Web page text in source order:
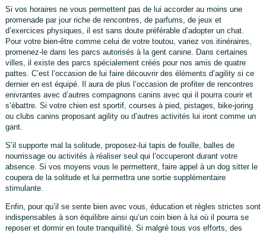
Si vos horaires ne vous permettent pas de lui accorder au moins une
promenade par jour riche de rencontres, de parfums, de jeux et
d’exercices physiques, il est sans doute préférable d’adopter un chat.
Pour votre bien-être comme celui de votre toutou, variez vos itinéraires,
promenez-le dans les parcs autorisés à la gent canine. Dans certaines
villes, il existe des parcs spécialement créés pour nos amis de quatre
pattes. C’est l’occasion de lui faire découvrir des éléments d’agility si ce
dernier en est équipé. Il aura de plus l’occasion de profiter de rencontres
enivrantes avec d’autres compagnons canins avec qui il pourra courir et
s’ébattre. Si votre chien est sportif, courses à pied, pistages, bike-joring
ou clubs canins proposant agility ou d’autres activités lui iront comme un
gant.
S’il supporte mal la solitude, proposez-lui tapis de fouille, balles de
nourrissage ou activités à réaliser seul qui l’occuperont durant votre
absence. Si vos moyens vous le permettent, faire appel à un dog sitter le
coupera de la solitude et lui permettra une sortie supplémentaire
stimulante.
Enfin, pour qu’il se sente bien avec vous, éducation et règles strictes sont
indispensables à son équilibre ainsi qu’un coin bien à lui où il pourra se
reposer et dormir en toute tranquillité. Si malgré tous vos efforts, des